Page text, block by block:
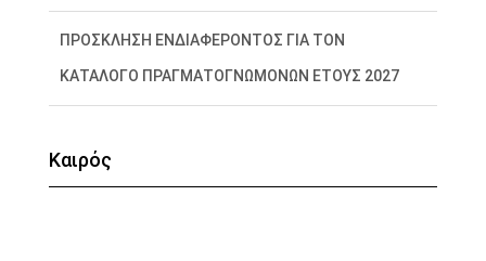
ΠΡΟΣΚΛΗΣΗ ΕΝΔΙΑΦΕΡΟΝΤΟΣ ΓΙΑ ΤΟΝ
ΚΑΤΑΛΟΓΟ ΠΡΑΓΜΑΤΟΓΝΩΜΟΝΩΝ ΕΤΟΥΣ 2027
της υπόθεσης με ΑΒΜ: Φ23/130 ΚΑΙ Γ23/70 του
Καιρός